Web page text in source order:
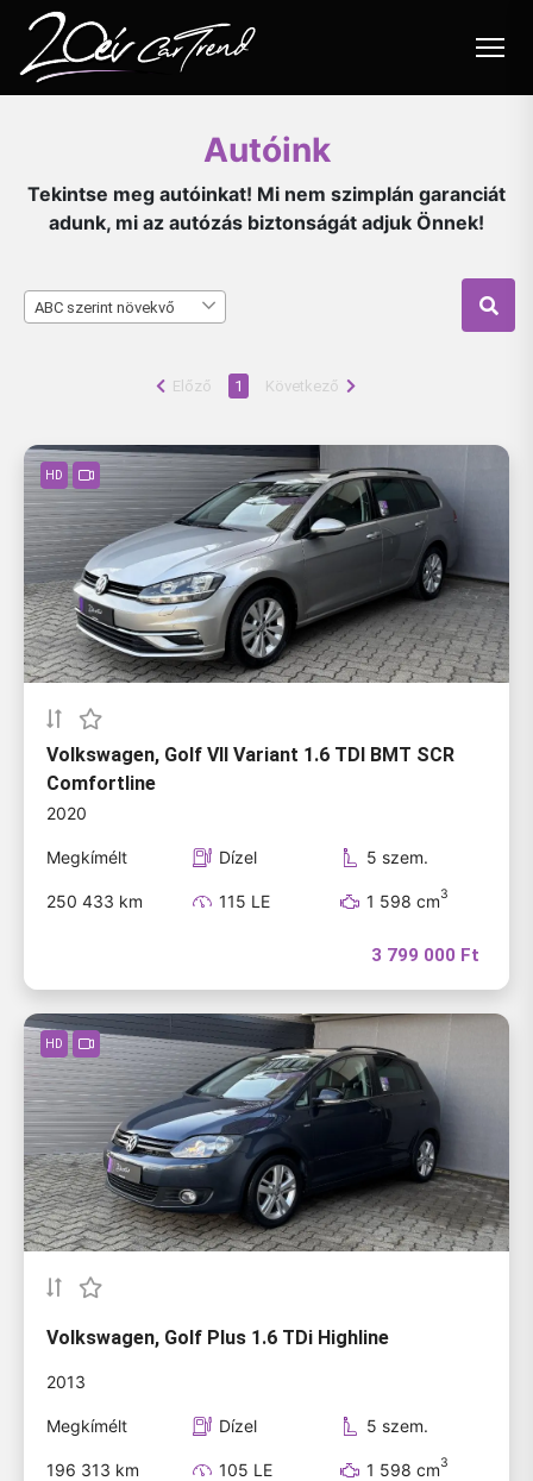
Felvásárlás
Beszámítás
Karrier
Kapcsolat
BELÉPÉS APP
Autóink
Tekintse meg autóinkat! Mi nem szimplán garanciát
adunk, mi az autózás biztonságát adjuk Önnek!
ABC szerint növekvő
Előző 1 Következő
HD
Volkswagen, Golf VII Variant 1.6 TDI BMT SCR
Comfortline
2020
Megkímélt
250 433 km
Dízel
115 LE
5 szem.
1 598 cm3
3 799 000 Ft
HD
Volkswagen, Golf Plus 1.6 TDi Highline
2013
Megkímélt
196 313 km
Dízel
105 LE
5 szem.
1 598 cm3